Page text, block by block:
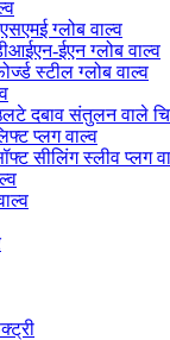
ग्लोब वाल्व
ईएन ग्लोब वाल्व
स्टील ग्लोब वाल्व
दबाव संतुलन वाले
प्लग वाल्व
सीलिंग स्लीव प्लग